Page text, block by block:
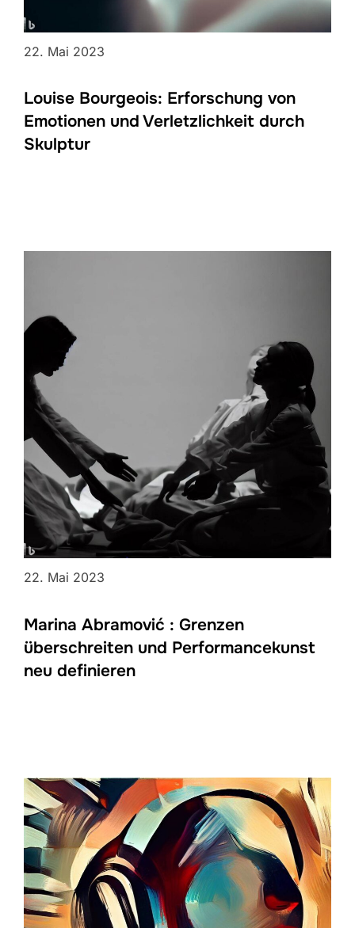
22. Mai 2023
Louise Bourgeois: Erforschung von
Emotionen und Verletzlichkeit durch
Skulptur
22. Mai 2023
Marina Abramović : Grenzen
überschreiten und Performancekunst
neu definieren